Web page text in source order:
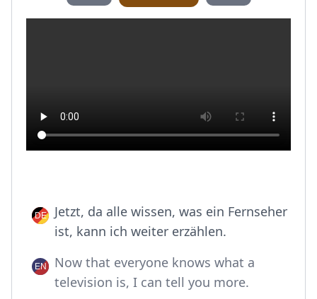
Jetzt, da alle wissen, was ein Fernseher
ist, kann ich weiter erzählen.
Now that everyone knows what a
television is, I can tell you more.